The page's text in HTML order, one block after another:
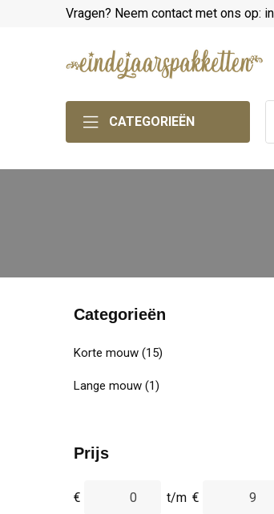
Vragen? Neem contact met ons op:
CATEGORIEËN
Categorieën
Korte mouw (15)
Lange mouw (1)
Prijs
€ t/m €